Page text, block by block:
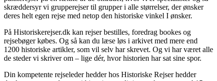
skræddersyr vi grupperejser til grupper i alle størrelser, der ønsker
deres helt egen rejse med netop den historiske vinkel I ønsker.
På Historiskerejser.dk kan rejser bestilles, foredrag bookes og
rejsebøger købes. Og så kan du læse løs i arkivet med mere end
1200 historiske artikler, som vil selv har skrevet. Og vi har været alle
de steder vi skriver om – lige dér, hvor historien har sat sine spor.
Din kompetente rejseleder hedder hos Historiske Rejser hedder